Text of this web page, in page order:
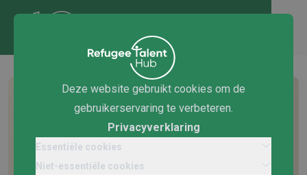
Deze website gebruikt cookies om de
gebruikerservaring te verbeteren.
Privacyverklaring
Essentiële cookies
Niet-essentiële cookies